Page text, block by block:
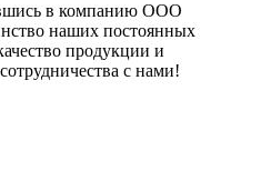
в компанию ООО
наших постоянных
продукции и
с нами!